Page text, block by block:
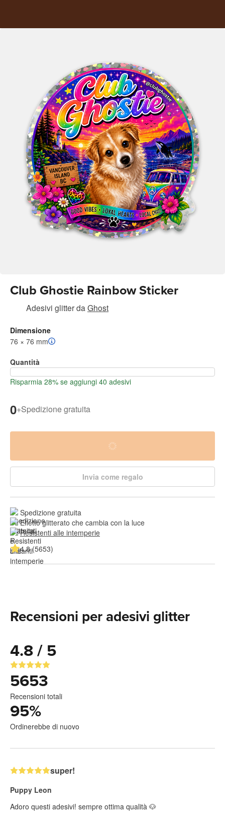
Club Ghostie Rainbow Sticker
Adesivi glitterda Ghost
Dimensione
76 × 76 mm
Quantità
Risparmia 28% se aggiungi 40 adesivi
0+Spedizione gratuita
Invia come regalo
Spedizione gratuita
Effetto glitterato che cambia con la luce
Resistenti alle intemperie
4.8 (5653)
Recensioni per adesivi glitter
4.8 / 5
5653
Recensioni totali
95%
Ordinerebbe di nuovo
super!
Puppy Leon
Adoro questi adesivi! sempre ottima qualità 🐶